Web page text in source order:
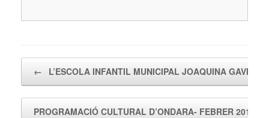
← L’ESCOLA INFANTIL MUNICIPAL JOAQUINA GAVILÀ…
PROGRAMACIÓ CULTURAL D’ONDARA- FEBRER 2019